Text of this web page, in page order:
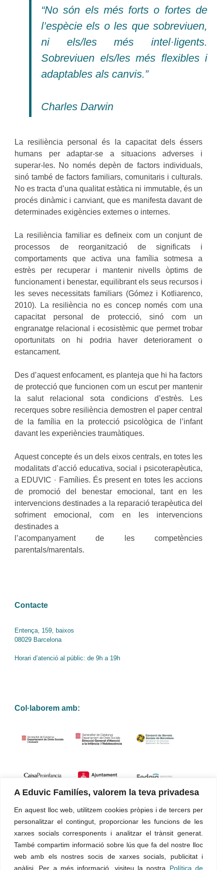
A Eduvic Familíes, valorem la teva privadesa
En aquest lloc web, utilitzem cookies pròpies i de tercers per
personalitzar el contingut, proporcionar les funcions de les
xarxes socials corresponents i analitzar el trànsit generat.
També compartim informació sobre lús que fa del nostre lloc
web amb els nostres socis de xarxes socials, publicitat i
anàlisi. Per a més informació, visiteu la nostra Política de
“No són els més forts o fortes de
l’espècie els o les que sobreviuen,
ni els/les més intel·ligents.
Sobreviuen els/les més flexibles i
adaptables als canvis.”
Charles Darwin
La resiliència personal és la capacitat dels éssers
humans per adaptar-se a situacions adverses i
superar-les. No només depèn de factors individuals,
sinó també de factors familiars, comunitaris i culturals.
No es tracta d’una qualitat estàtica ni immutable, és un
procés dinàmic i canviant, que es manifesta davant de
determinades exigències externes o internes.
La resiliència familiar es defineix com un conjunt de
processos de reorganització de significats i
comportaments que activa una família sotmesa a
estrès per recuperar i mantenir nivells òptims de
funcionament i benestar, equilibrant els seus recursos i
les seves necessitats familiars (Gómez i Kotliarenco,
2010). La resiliència no es concep només com una
capacitat personal de protecció, sinó com un
engranatge relacional i ecosistèmic que permet trobar
oportunitats on hi podria haver deteriorament o
estancament.
Des d’aquest enfocament, es planteja que hi ha factors
de protecció que funcionen com un escut per mantenir
la salut relacional sota condicions d’estrès. Les
recerques sobre resiliència demostren el paper central
de la família en la protecció psicològica de l’infant
davant les experiències traumàtiques.
Aquest concepte és un dels eixos centrals, en totes les
modalitats d’acció educativa, social i psicoterapèutica,
a EDUVIC · Famílies. És present en totes les accions
de promoció del benestar emocional, tant en les
intervencions destinades a la reparació terapèutica del
sofriment emocional, com en les intervencions
destinades a
l’acompanyament de les competències
parentals/marentals.
Contacte
Entença, 159, baixos
08029 Barcelona
Horari d’atenció al públic: de 9h a 19h
Col·laborem amb:
Certificacions de qualitat
UNE-EN ISO 9001:2015